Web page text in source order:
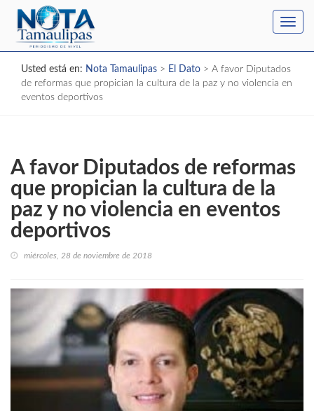
Usted está en: Nota Tamaulipas > El Dato > A favor Diputados
de reformas que propician la cultura de la paz y no violencia en
eventos deportivos
A favor Diputados de reformas
que propician la cultura de la
paz y no violencia en eventos
deportivos
miércoles, 28 de noviembre de 2018